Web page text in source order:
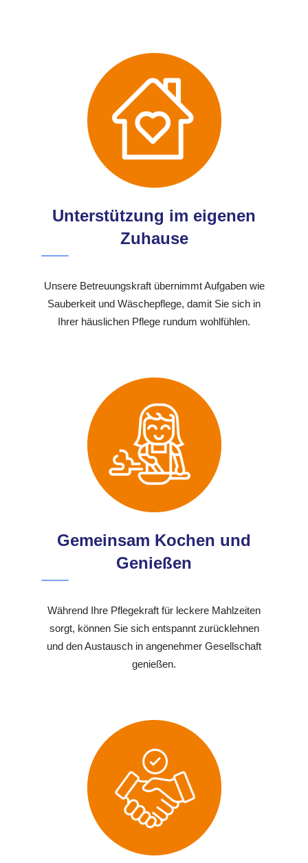
Unterstützung im eigenen
Zuhause
Unsere Betreuungskraft übernimmt Aufgaben wie
Sauberkeit und Wäschepflege, damit Sie sich in
Ihrer häuslichen Pflege rundum wohlfühlen.
Gemeinsam Kochen und
Genießen
Während Ihre Pflegekraft für leckere Mahlzeiten
sorgt, können Sie sich entspannt zurücklehnen
und den Austausch in angenehmer Gesellschaft
genießen.